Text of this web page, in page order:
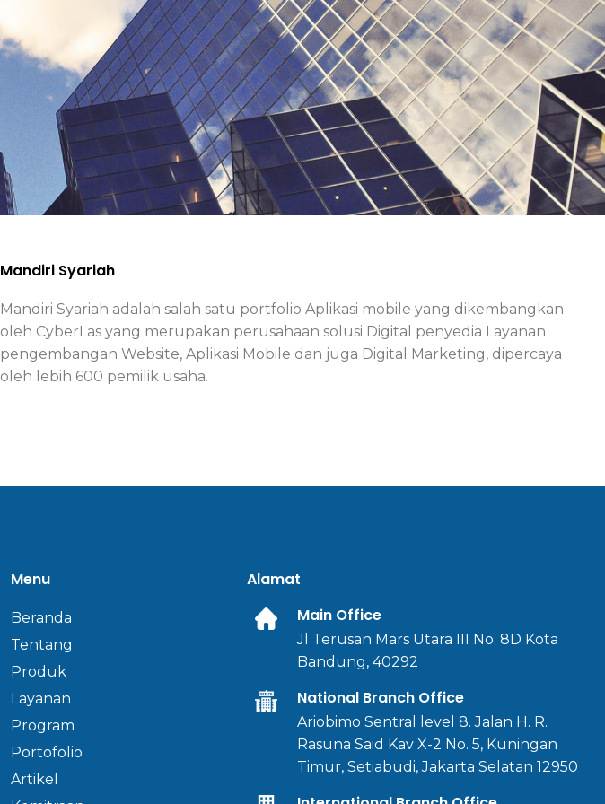
Mandiri Syariah
Mandiri Syariah adalah salah satu portfolio Aplikasi mobile yang dikembangkan
oleh CyberLas yang merupakan perusahaan solusi Digital penyedia Layanan
pengembangan Website, Aplikasi Mobile dan juga Digital Marketing, dipercaya
oleh lebih 600 pemilik usaha.
Menu
Beranda
Tentang
Produk
Layanan
Program
Portofolio
Artikel
Alamat
Main Office
Jl Terusan Mars Utara III No. 8D Kota
Bandung, 40292
National Branch Office
Ariobimo Sentral level 8. Jalan H. R.
Rasuna Said Kav X-2 No. 5, Kuningan
Timur, Setiabudi, Jakarta Selatan 12950